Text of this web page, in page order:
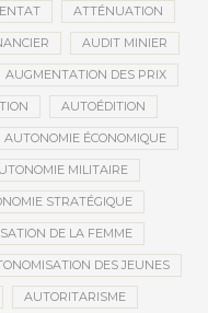
ATTÉNUATION
AUDIT MINIER
AUGMENTATION DES PRIX
AUTOÉDITION
AUTONOMIE ÉCONOMIQUE
MILITAIRE
STRATÉGIQUE
DE LA FEMME
DES JEUNES
AUTORITARISME